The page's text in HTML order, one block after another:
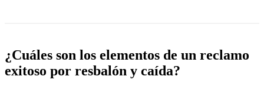
¿Cuáles son los elementos de un reclamo
exitoso por resbalón y caída?